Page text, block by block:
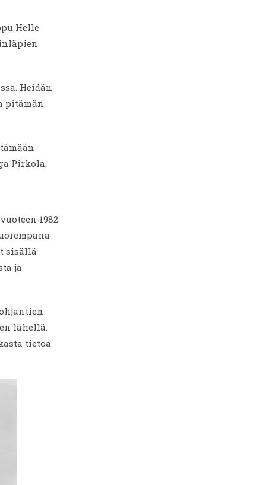
Helle
Heidän
pitämän
Pirkola.
1982
sisällä
ja
lähellä.
tietoa